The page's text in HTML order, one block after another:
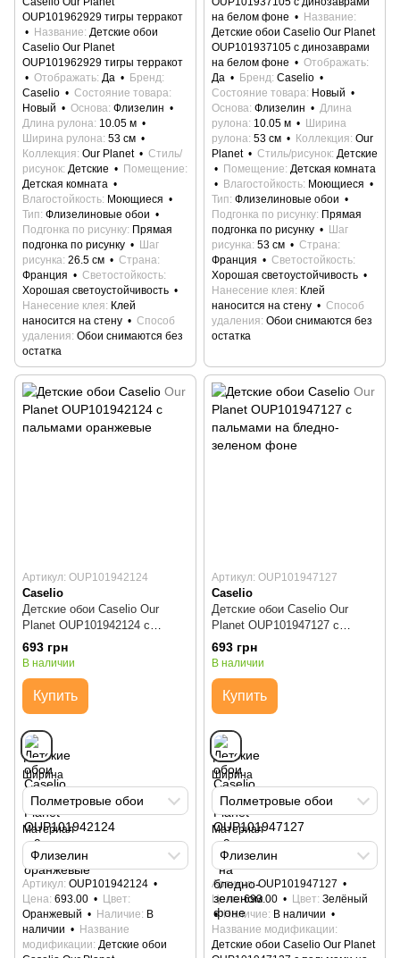
OUP101962929 тигры терракот
Название Детские обои
Caselio Our Planet
OUP101962929 тигры терракот
Отображать Да
Бренд
Caselio
Состояние товара
Новый
Основа Флизелин
Длина рулона 10.05 м
Ширина рулона 53 см
Коллекция Our Planet
Стиль/
рисунок Детские
Помещение
Детская комната
Влагостойкость Моющиеся
Тип Флизелиновые обои
Подгонка по рисунку Прямая
подгонка по рисунку
Шаг
рисунка 26.5 см
Страна
Франция
Светостойкость
Хорошая светоустойчивость
Нанесение клея
Клей
наносится на стену
Способ
удаления Обои снимаются без
остатка
на белом фоне
Название
Детские обои Caselio Our Planet
OUP101937105 с динозаврами
на белом фоне
Отображать
Да
Бренд Caselio
Состояние товара Новый
Основа Флизелин
Длина
рулона 10.05 м
Ширина
рулона 53 см Коллекция Our
Planet
Стиль/рисунок Детские
Помещение Детская комната
Влагостойкость Моющиеся
Тип Флизелиновые обои
Подгонка по рисунку Прямая
подгонка по рисунку
Шаг
рисунка 53 см
Страна
Франция
Светостойкость
Хорошая светоустойчивость
Нанесение клея
Клей
наносится на стену
Способ
удаления Обои снимаются без
остатка
Артикул: OUP101942124
Caselio
Детские обои Caselio Our
Planet OUP101942124 с
пальмами оранжевые
693 грн
В наличии
Купить
Ширина
Полметровые обои
Материал
Флизелин
Артикул OUP101942124
Цена 693.00
Цвет
Оранжевый
Наличие
В
наличии
Название
модификации Детские обои
Артикул: OUP101947127
Caselio
Детские обои Caselio Our
Planet OUP101947127 с
пальмами на бледно-зеленом
фоне
693 грн
В наличии
Купить
Ширина
Полметровые обои
Материал
Флизелин
Артикул OUP101947127
Цена 693.00 Цвет Зелёный
Наличие
В наличии
Название модификации
Детские обои Caselio Our Planet